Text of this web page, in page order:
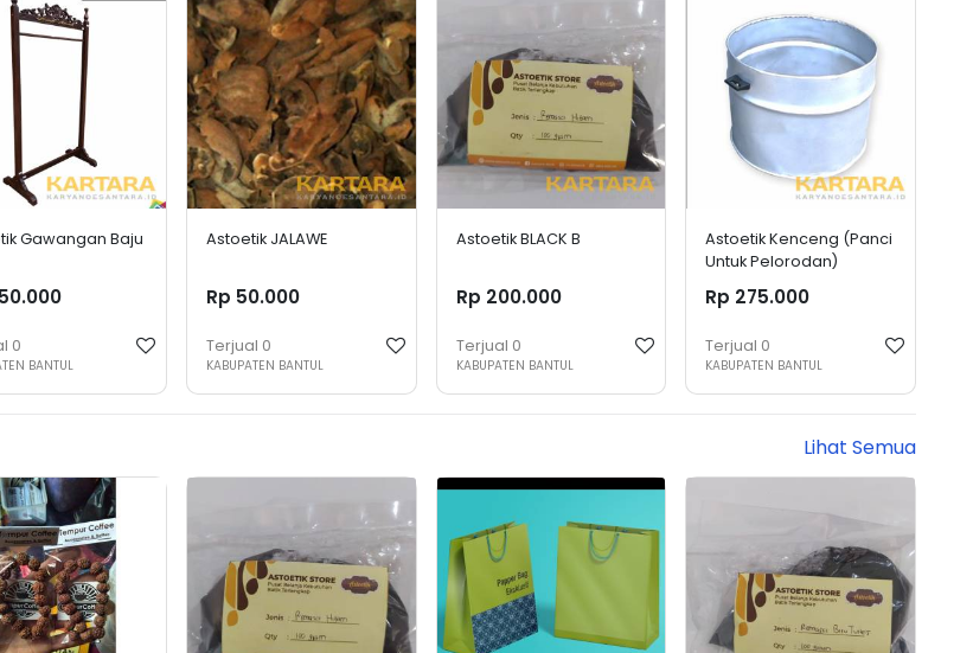
Gawangan Baju
0
BANTUL
Astoetik JALAWE
Rp 50.000
Terjual 0
KABUPATEN BANTUL
Astoetik BLACK B
Rp 200.000
Terjual 0
KABUPATEN BANTUL
Astoetik Kenceng (Panci
Untuk Pelorodan)
Rp 275.000
Terjual 0
KABUPATEN BANTUL
Lihat Semua